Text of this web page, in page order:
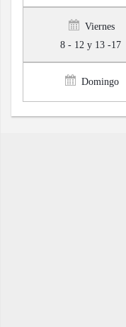
Viernes
8 - 12 y 13 -17
Domingo